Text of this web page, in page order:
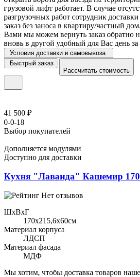
грузовой лифт работает. В случае
разгрузочных работ сотрудник
заказ без заноса в квартиру/частный
Вами мы можем вернуть заказ обратно
вновь в другой удобный для Вас день
Условия доставки и самовывоза
Быстрый заказ
Рассчитать стоимость
41 500 ₽
0-0-18
Выбор покупателей
Дополняется модулями
Доступно для доставки
Кухня "Лаванда" Кашемир
Нет отзывов
ШхВхГ
170x215,6х60см
Материал корпуса
ЛДСП
Материал фасада
МДФ
Мы хотим, чтобы доставка товаров